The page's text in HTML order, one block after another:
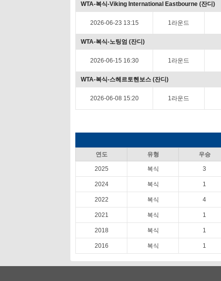
WTA-복식-Viking International Eastbourne (잔디)
2026-06-23 13:15 1라운드
WTA-복식-노팅엄 (잔디)
2026-06-15 16:30 1라운드
WTA-복식-스헤르토헨보스 (잔디)
2026-06-08 15:20 1라운드
연도 유형 우승
2025 복식 3
2024 복식 1
2022 복식 4
2021 복식 1
2018 복식 1
2016 복식 1